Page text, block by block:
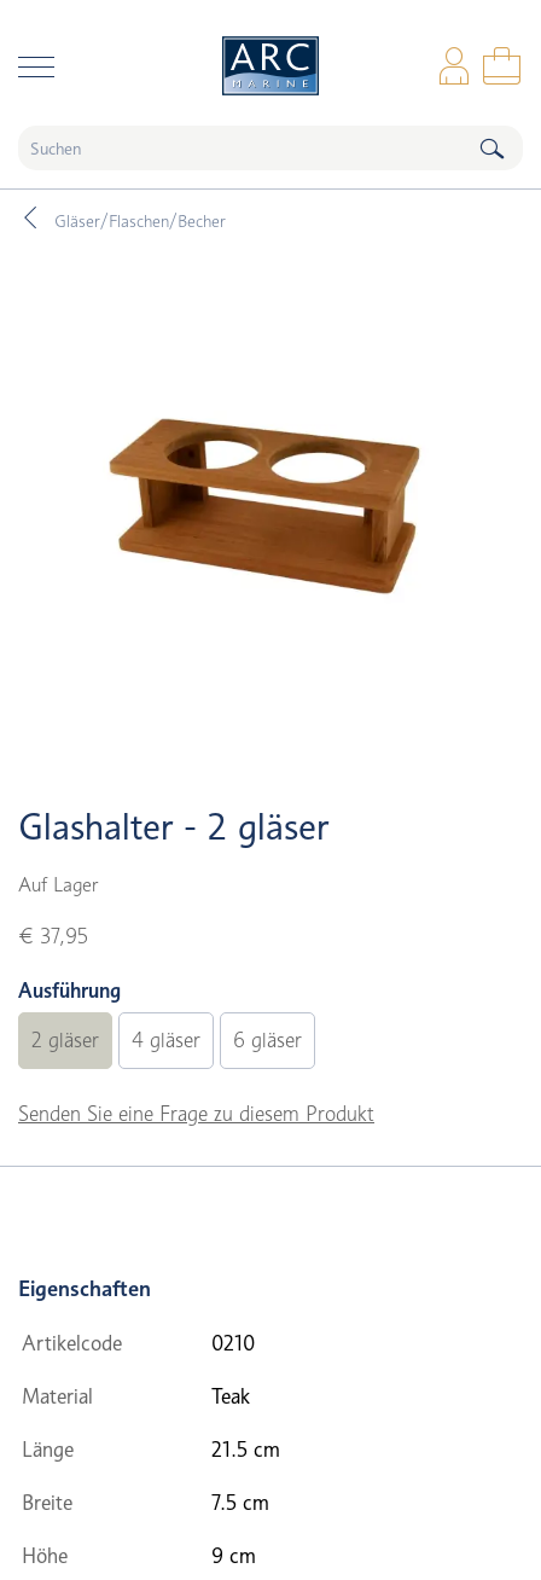
Gläser/Flaschen/Becher
Glashalter - 2 gläser
Auf Lager
€ 37,95
Ausführung
2 gläser 4 gläser 6 gläser
Senden Sie eine Frage zu diesem Produkt
Eigenschaften
Artikelcode 0210
Material Teak
Länge 21.5 cm
Breite 7.5 cm
Höhe 9 cm